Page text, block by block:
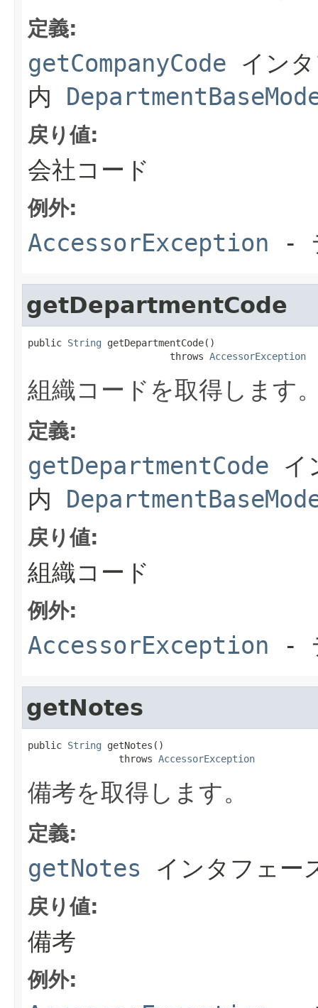
定義:
getCompanyCode イン
内
戻り値:
会社コード
例外:
AccessorException -
getDepartmentCode
public String getDepartmentCode()
                         throws
AccessorException
組織コードを取得します
定義:
getDepartmentCode イ
内
戻り値:
組織コード
例外:
AccessorException -
getNotes
public String getNotes()
                throws
AccessorException
備考を取得します。
定義:
getNotes インタフェ
戻り値:
備考
例外: